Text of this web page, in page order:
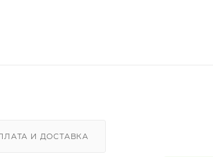
И ДОСТАВКА